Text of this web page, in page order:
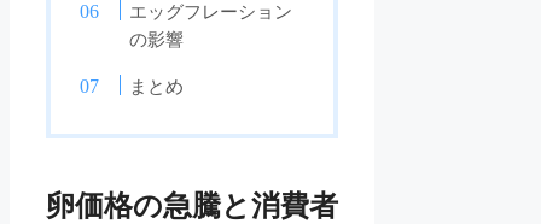
エッグフレーション
の影響
まとめ
卵価格の急騰と消費者